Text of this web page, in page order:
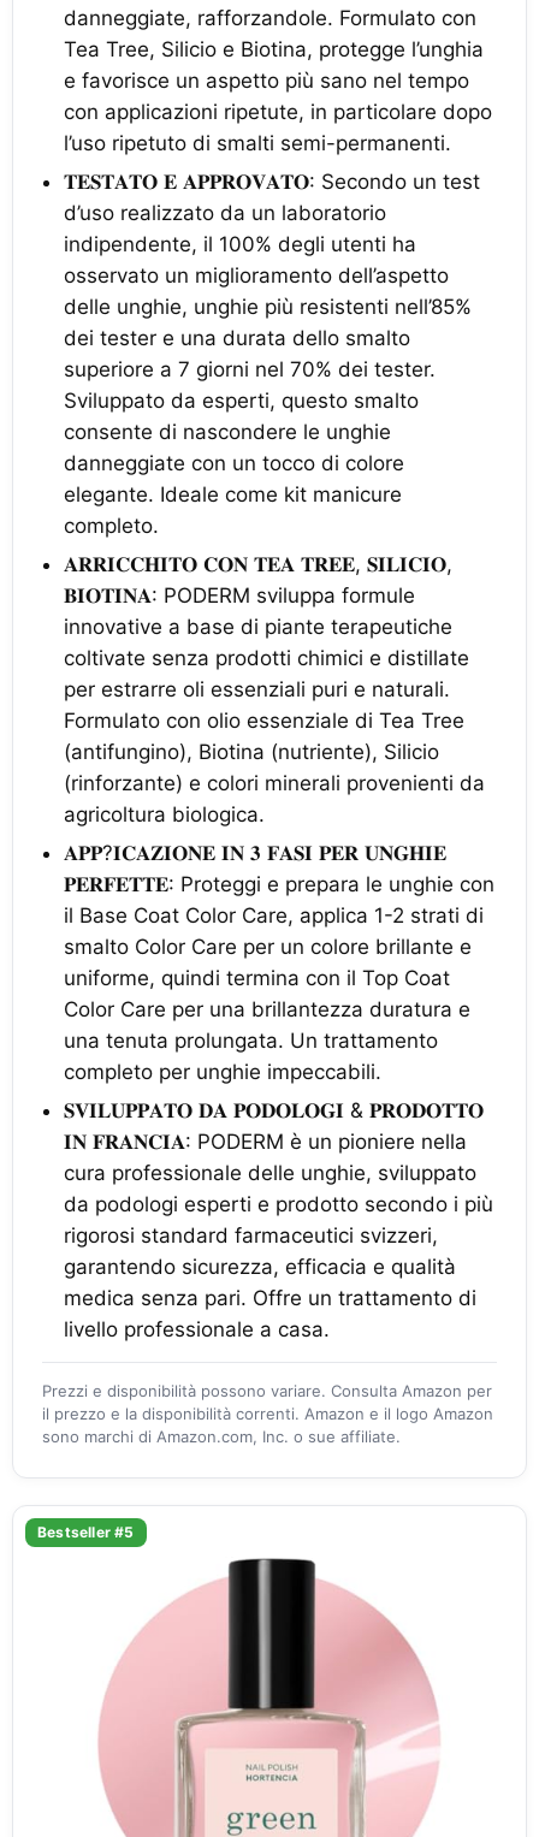
danneggiate, rafforzandole. Formulato con
Tea Tree, Silicio e Biotina, protegge l’unghia
e favorisce un aspetto più sano nel tempo
con applicazioni ripetute, in particolare dopo
l’uso ripetuto di smalti semi-permanenti.
𝐓𝐄𝐒𝐓𝐀𝐓𝐎 𝐄 𝐀𝐏𝐏𝐑𝐎𝐕𝐀𝐓𝐎: Secondo un test
d’uso realizzato da un laboratorio
indipendente, il 100% degli utenti ha
osservato un miglioramento dell’aspetto
delle unghie, unghie più resistenti nell’85%
dei tester e una durata dello smalto
superiore a 7 giorni nel 70% dei tester.
Sviluppato da esperti, questo smalto
consente di nascondere le unghie
danneggiate con un tocco di colore
elegante. Ideale come kit manicure
completo.
𝐀𝐑𝐑𝐈𝐂𝐂𝐇𝐈𝐓𝐎 𝐂𝐎𝐍 𝐓𝐄𝐀 𝐓𝐑𝐄𝐄, 𝐒𝐈𝐋𝐈𝐂𝐈𝐎,
𝐁𝐈𝐎𝐓𝐈𝐍𝐀: PODERM sviluppa formule
innovative a base di piante terapeutiche
coltivate senza prodotti chimici e distillate
per estrarre oli essenziali puri e naturali.
Formulato con olio essenziale di Tea Tree
(antifungino), Biotina (nutriente), Silicio
(rinforzante) e colori minerali provenienti da
agricoltura biologica.
𝐀𝐏𝐏?𝐈𝐂𝐀𝐙𝐈𝐎𝐍𝐄 𝐈𝐍 𝟑 𝐅𝐀𝐒𝐈 𝐏𝐄𝐑 𝐔𝐍𝐆𝐇𝐈𝐄
𝐏𝐄𝐑𝐅𝐄𝐓𝐓𝐄: Proteggi e prepara le unghie con
il Base Coat Color Care, applica 1-2 strati di
smalto Color Care per un colore brillante e
uniforme, quindi termina con il Top Coat
Color Care per una brillantezza duratura e
una tenuta prolungata. Un trattamento
completo per unghie impeccabili.
𝐒𝐕𝐈𝐋𝐔𝐏𝐏𝐀𝐓𝐎 𝐃𝐀 𝐏𝐎𝐃𝐎𝐋𝐎𝐆𝐈 & 𝐏𝐑𝐎𝐃𝐎𝐓𝐓𝐎
𝐈𝐍 𝐅𝐑𝐀𝐍𝐂𝐈𝐀: PODERM è un pioniere nella
cura professionale delle unghie, sviluppato
da podologi esperti e prodotto secondo i più
rigorosi standard farmaceutici svizzeri,
garantendo sicurezza, efficacia e qualità
medica senza pari. Offre un trattamento di
livello professionale a casa.
Prezzi e disponibilità possono variare. Consulta Amazon per
il prezzo e la disponibilità correnti. Amazon e il logo Amazon
sono marchi di Amazon.com, Inc. o sue affiliate.
Bestseller #5